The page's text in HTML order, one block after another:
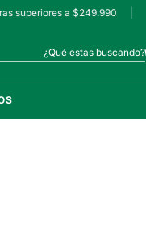
superiores a $249.990
¿Qué estás buscando?